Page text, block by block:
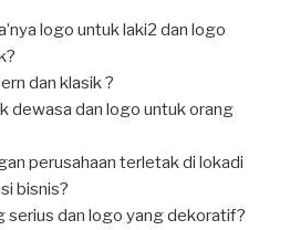
logo untuk laki2 dan logo
dan klasik ?
dewasa dan logo untuk orang
perusahaan terletak di lokadi
bisnis?
serius dan logo yang dekoratif?